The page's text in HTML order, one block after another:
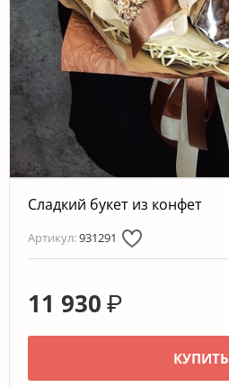
Сладкий букет из конфет
Артикул:931291
11 930 ₽
КУПИТЬ